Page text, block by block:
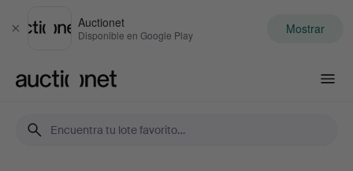
Cerrar
Auctionet
Disponible en Google Play Mostrar